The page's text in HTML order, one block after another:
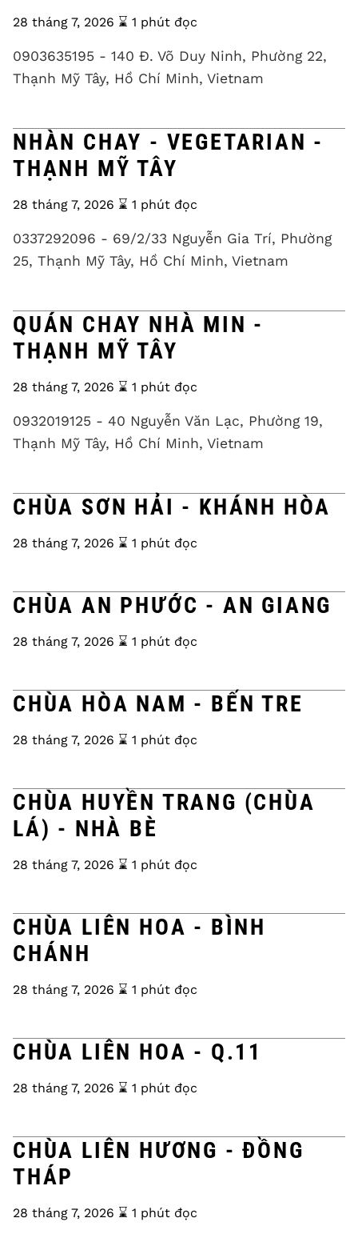
28 tháng 7, 2026 ⌛️ 1 phút đọc
0903635195 - 140 Đ. Võ Duy Ninh, Phường 22,
Thạnh Mỹ Tây, Hồ Chí Minh, Vietnam
NHÀN CHAY - VEGETARIAN -
THẠNH MỸ TÂY
28 tháng 7, 2026 ⌛️ 1 phút đọc
0337292096 - 69/2/33 Nguyễn Gia Trí, Phường
25, Thạnh Mỹ Tây, Hồ Chí Minh, Vietnam
QUÁN CHAY NHÀ MIN -
THẠNH MỸ TÂY
28 tháng 7, 2026 ⌛️ 1 phút đọc
0932019125 - 40 Nguyễn Văn Lạc, Phường 19,
Thạnh Mỹ Tây, Hồ Chí Minh, Vietnam
CHÙA SƠN HẢI - KHÁNH HÒA
28 tháng 7, 2026 ⌛️ 1 phút đọc
CHÙA AN PHƯỚC - AN GIANG
28 tháng 7, 2026 ⌛️ 1 phút đọc
CHÙA HÒA NAM - BẾN TRE
28 tháng 7, 2026 ⌛️ 1 phút đọc
CHÙA HUYỀN TRANG (CHÙA
LÁ) - NHÀ BÈ
28 tháng 7, 2026 ⌛️ 1 phút đọc
CHÙA LIÊN HOA - BÌNH
CHÁNH
28 tháng 7, 2026 ⌛️ 1 phút đọc
CHÙA LIÊN HOA - Q.11
28 tháng 7, 2026 ⌛️ 1 phút đọc
CHÙA LIÊN HƯƠNG - ĐỒNG
THÁP
28 tháng 7, 2026 ⌛️ 1 phút đọc